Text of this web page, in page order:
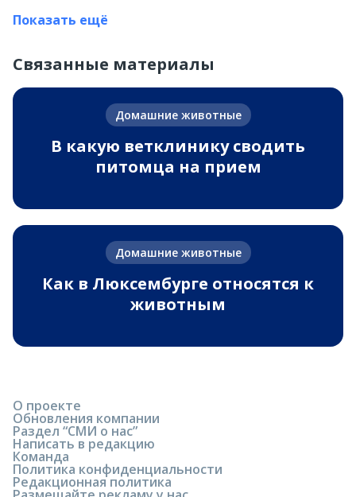
Показать ещё
Связанные материалы
Домашние животные
В какую ветклинику сводить
питомца на прием
Домашние животные
Как в Люксембурге относятся к
животным
О проекте
Обновления компании
Раздел “СМИ о нас”
Написать в редакцию
Команда
Политика конфиденциальности
Редакционная политика